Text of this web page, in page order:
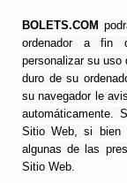
BOLETS.COM
ordenador a fin
personalizar su uso
duro de su
su navegador le
automáticamente.
Sitio Web, si bien
algunas de las
Sitio Web.